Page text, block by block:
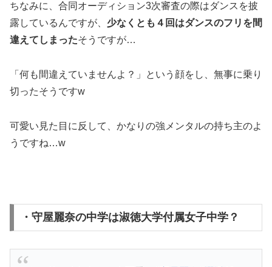
ちなみに、合同オーディション3次審査の際はダンスを披
露しているんですが、 少なくとも４回はダンスのフリを間
違えてしまったそうですが…
「何も間違えていませんよ？」という顔をし、無事に乗り
切ったそうですw
可愛い見た目に反して、かなりの強メンタルの持ち主のよ
うですね…w
・守屋麗奈の中学は淑徳大学付属女子中学？